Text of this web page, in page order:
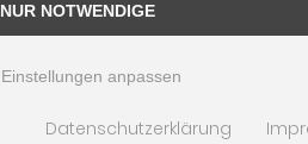
NUR NOTWENDIGE
Einstellungen anpassen
Datenschutzerklärung